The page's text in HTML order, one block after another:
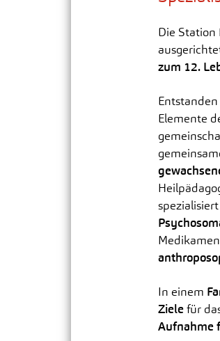
Integrative Therapie
Die Station
zum 12.
Elemente
In einem
Zielefür
Aufnahme